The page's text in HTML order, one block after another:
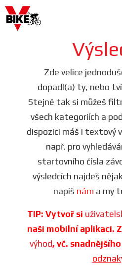
Zde velice
dopadl(a) ty, nebo
Stejně tak si můžeš
všech kategoriích a
dispozici máš i textový
např. pro
startovního čísla
výsledcích najdeš
napiš nám a my
TIP: Vytvoř si
naši mobilní aplikaci.
výhod, vč.